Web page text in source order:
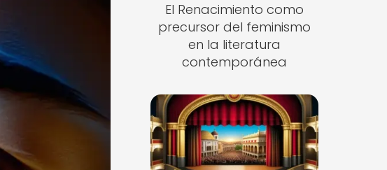
El Renacimiento como
precursor del feminismo
en la literatura
contemporánea